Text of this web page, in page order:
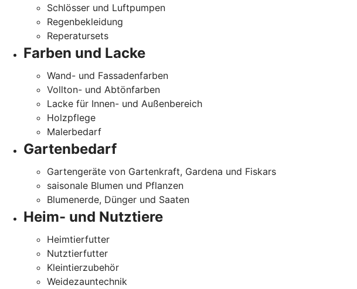
Schlösser und Luftpumpen
Regenbekleidung
Reperatursets
Farben und Lacke
Wand- und Fassadenfarben
Vollton- und Abtönfarben
Lacke für Innen- und Außenbereich
Holzpflege
Malerbedarf
Gartenbedarf
Gartengeräte von Gartenkraft, Gardena und Fiskars
saisonale Blumen und Pflanzen
Blumenerde, Dünger und Saaten
Heim- und Nutztiere
Heimtierfutter
Nutztierfutter
Kleintierzubehör
Weidezauntechnik